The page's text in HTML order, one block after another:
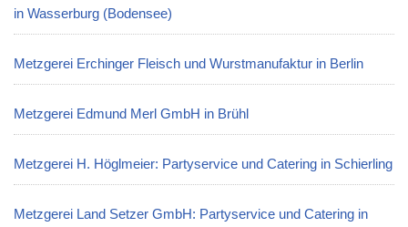
in Wasserburg (Bodensee)
Metzgerei Erchinger Fleisch und Wurstmanufaktur in Berlin
Metzgerei Edmund Merl GmbH in Brühl
Metzgerei H. Höglmeier: Partyservice und Catering in Schierling
Metzgerei Land Setzer GmbH: Partyservice und Catering in